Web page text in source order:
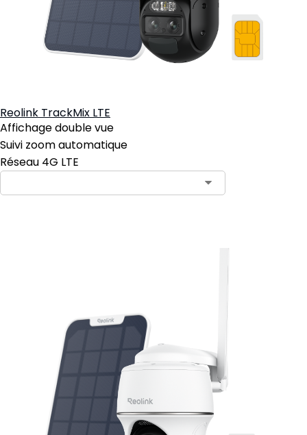
Reolink TrackMix LTE
Affichage double vue
Suivi zoom automatique
Réseau 4G LTE